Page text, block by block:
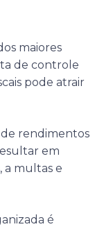
maiores
de controle
pode atrair
de rendimentos
em
a multas e
é